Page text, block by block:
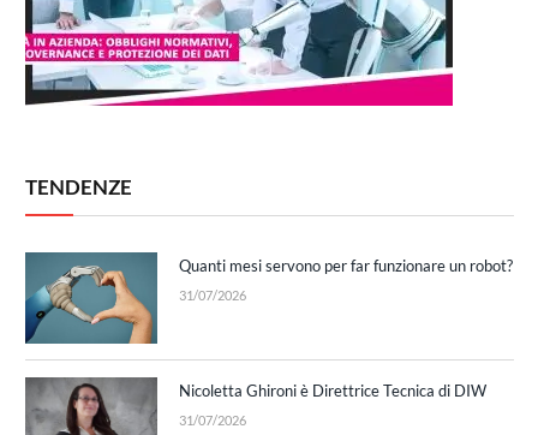
TENDENZE
Quanti mesi servono per far funzionare un robot?
31/07/2026
Nicoletta Ghironi è Direttrice Tecnica di DIW
31/07/2026